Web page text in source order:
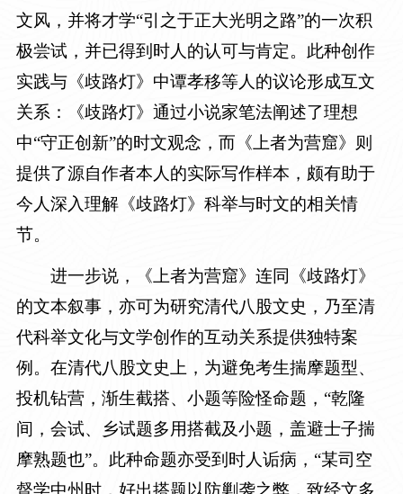
文风，并将才学“引之于正大光明之路”的一次积
极尝试，并已得到时人的认可与肯定。此种创作
实践与《歧路灯》中谭孝移等人的议论形成互文
关系：《歧路灯》通过小说家笔法阐述了理想
中“守正创新”的时文观念，而《上者为营窟》则
提供了源自作者本人的实际写作样本，颇有助于
今人深入理解《歧路灯》科举与时文的相关情
节。
进一步说，《上者为营窟》连同《歧路灯》
的文本叙事，亦可为研究清代八股文史，乃至清
代科举文化与文学创作的互动关系提供独特案
例。在清代八股文史上，为避免考生揣摩题型、
投机钻营，渐生截搭、小题等险怪命题，“乾隆
间，会试、乡试题多用搭截及小题，盖避士子揣
摩熟题也”。此种命题亦受到时人诟病，“某司空
督学中州时，好出搭题以防剿袭之弊，致经文多